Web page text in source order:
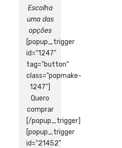
Escolha
uma das
opções
[popup_trigger
id="1247"
tag="button"
class="popmake-
1247"]
Quero
comprar
[/popup_trigger]
[popup_trigger
id="21452"